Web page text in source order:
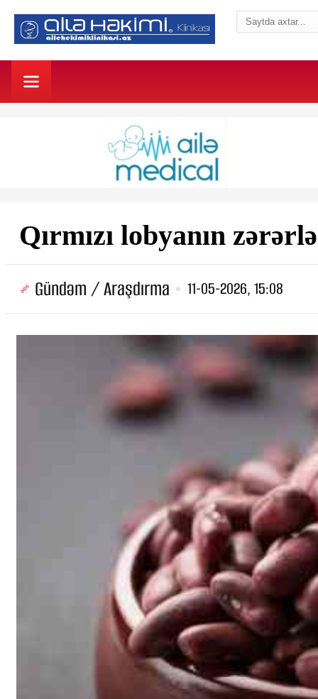
Qırmızı lobyanın
Gündəm / Araşdırma 11-05-2026, 15:08